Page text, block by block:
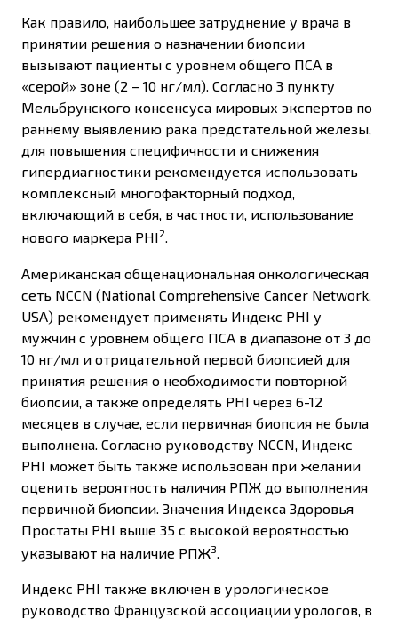
Как правило, наибольшее затруднение у врача в
принятии решения о назначении биопсии
вызывают пациенты с уровнем общего ПСА в
«серой» зоне (2 – 10 нг/мл). Согласно 3 пункту
Мельбрунского консенсуса мировых экспертов по
раннему выявлению рака предстательной железы,
для повышения специфичности и снижения
гипердиагностики рекомендуется использовать
комплексный многофакторный подход,
включающий в себя, в частности, использование
нового маркера PHI2.
Американская общенациональная онкологическая
сеть NCCN (National Comprehensive Cancer Network,
USA) рекомендует применять Индекс PHI у
мужчин с уровнем общего ПСА в диапазоне от 3 до
10 нг/мл и отрицательной первой биопсией для
принятия решения о необходимости повторной
биопсии, а также определять PHI через 6-12
месяцев в случае, если первичная биопсия не была
выполнена. Согласно руководству NCCN, Индекс
PHI может быть также использован при желании
оценить вероятность наличия РПЖ до выполнения
первичной биопсии. Значения Индекса Здоровья
Простаты PHI выше 35 с высокой вероятностью
указывают на наличие РПЖ3.
Индекс PHI также включен в урологическое
руководство Французской ассоциации урологов, в